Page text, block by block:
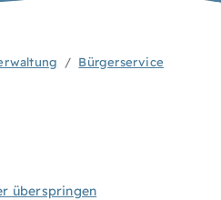
Bürgerservice
überspringen